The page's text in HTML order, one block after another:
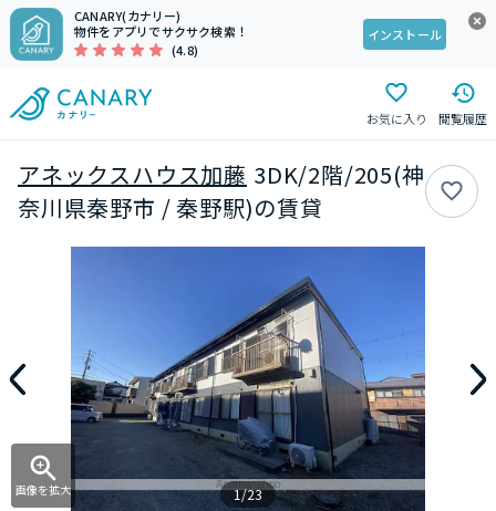
CANARY(カナリー)
物件をアプリでサクサク検索！
(4.8)
インストール
お気に入り 閲覧履歴
アネックスハウス加藤 3DK/2階/205(神
奈川県秦野市 / 秦野駅)の賃貸
画像を拡大 1/23